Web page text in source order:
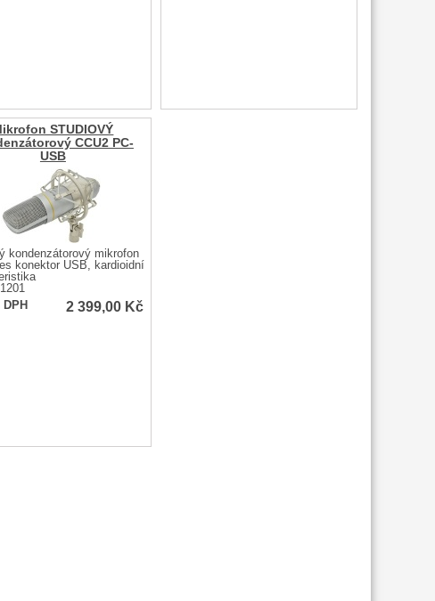
STUDIOVÝ
CCU2 PC-
USB
kondenzátorový mikrofon
konektor USB, kardioidní
2 399,00 Kč